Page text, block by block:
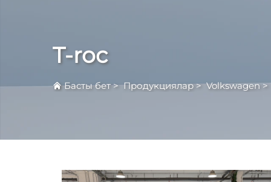
T-roc
Басты бет>Продукциялар>Volkswagen